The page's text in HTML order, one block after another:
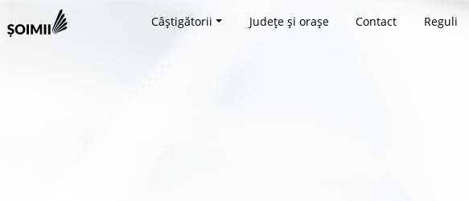
Câștigătorii Județe și orașe Contact Reguli